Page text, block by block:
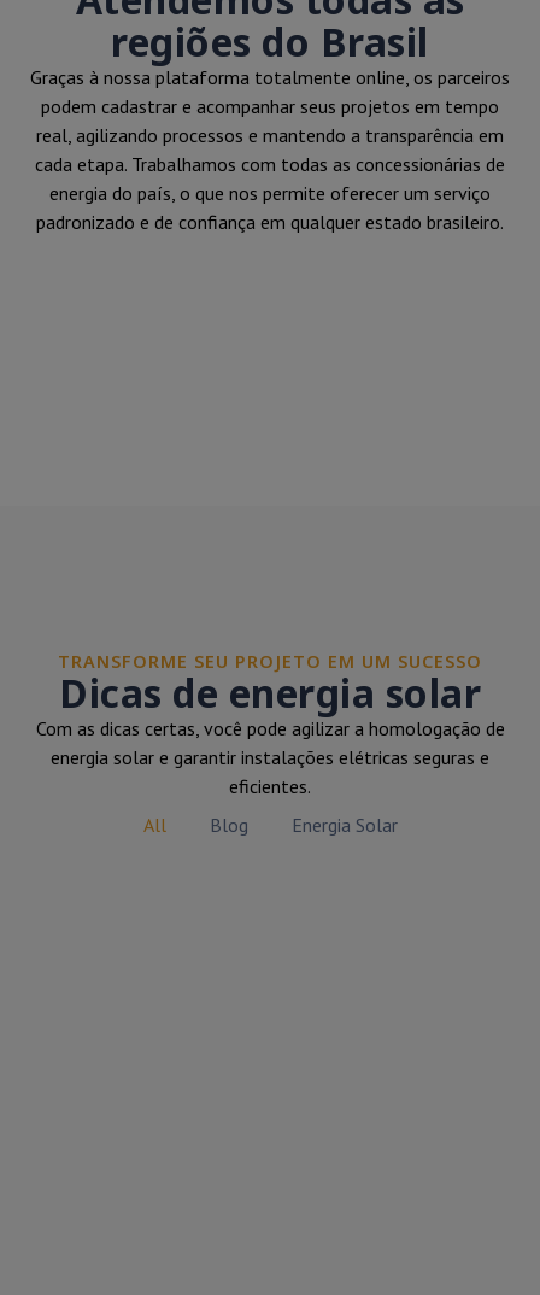
regiões do Brasil
Graças à nossa plataforma totalmente online, os parceiros
podem cadastrar e acompanhar seus projetos em tempo
real, agilizando processos e mantendo a transparência em
cada etapa. Trabalhamos com todas as concessionárias de
energia do país, o que nos permite oferecer um serviço
padronizado e de confiança em qualquer estado brasileiro.
TRANSFORME SEU PROJETO EM UM SUCESSO
Dicas de energia solar
Com as dicas certas, você pode agilizar a homologação de
energia solar e garantir instalações elétricas seguras e
eficientes.
All
Blog Energia Solar